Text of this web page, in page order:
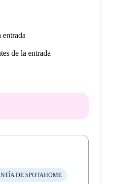
entrada
de la entrada
DE SPOTAHOME